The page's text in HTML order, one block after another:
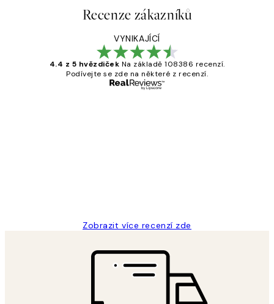
Recenze zákazníků
VYNIKAJÍCÍ
4.4 z 5 hvězdiček Na základě 108386 recenzí.
Podívejte se zde na některé z recenzí.
Zobrazit více recenzí zde